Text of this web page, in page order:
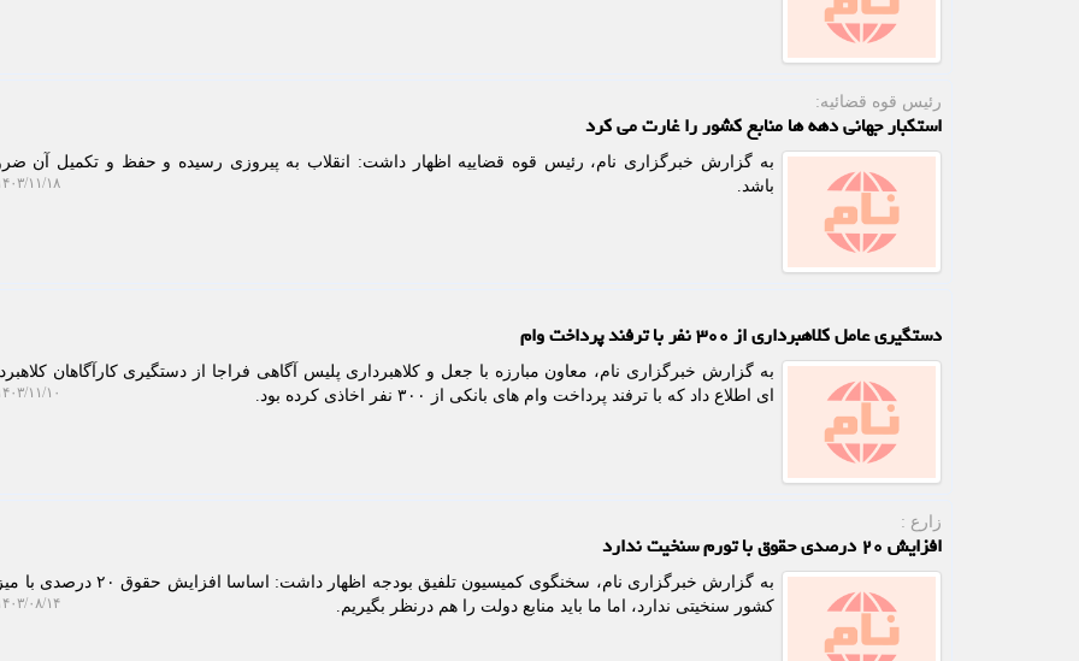
رئیس قوه قضائیه:
استکبار جهانی دهه ها منابع کشور را غارت می کرد
به گزارش خبرگزاری نام، رئیس قوه قضاییه اظهار داشت: انقلاب به پیروزی رسیده و حفظ و تکمیل آن
باشد.
۱۴۰۳/۱۱/۱۸
دستگیری عامل کلاهبرداری از ۳۰۰ نفر با ترفند پرداخت وام
به گزارش خبرگزاری نام، معاون مبارزه با جعل و کلاهبرداری پلیس آگاهی فراجا از دستگیری کارآگاهان
ای اطلاع داد که با ترفند پرداخت وام های بانکی از ۳۰۰ نفر اخاذی کرده بود.
۱۴۰۳/۱۱/۱۰
زارع :
افزایش ۲۰ درصدی حقوق با تورم سنخیت ندارد
به گزارش خبرگزاری نام، سخنگوی کمیسیون تلفیق بودجه اظهار
کشور سنخیتی ندارد، اما ما باید منابع دولت را هم درنظر بگیریم.
۱۴۰۳/۰۸/۱۴